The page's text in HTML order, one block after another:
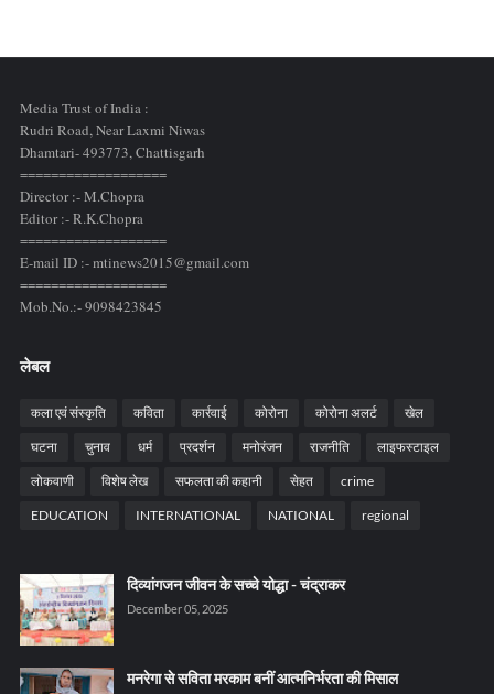
Media Trust of India :
Rudri Road, Near Laxmi Niwas
Dhamtari- 493773,Chattisgarh
===================
Director :- M.Chopra
Editor :- R.K.Chopra
===================
E-mail ID :- mtinews2015@gmail.com
===================
Mob.No.:- 9098423845
लेबल
कला एवं संस्कृति कविता कार्रवाई कोरोना कोरोना अलर्ट खेल
घटना चुनाव धर्म प्रदर्शन मनोरंजन राजनीति लाइफस्टाइल
लोकवाणी विशेष लेख सफलता की कहानी सेहत crime
EDUCATION INTERNATIONAL NATIONAL regional
दिव्यांगजन जीवन के सच्चे योद्धा - चंद्राकर
December 05, 2025
मनरेगा से सविता मरकाम बनीं आत्मनिर्भरता की मिसाल